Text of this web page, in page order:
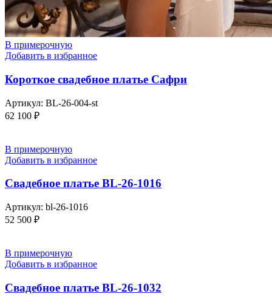
В примерочную
Добавить в избранное
Короткое свадебное платье Сафри
Артикул: BL-26-004-st
62 100 ₽
В примерочную
Добавить в избранное
Свадебное платье BL-26-1016
Артикул: bl-26-1016
52 500 ₽
В примерочную
Добавить в избранное
Свадебное платье BL-26-1032